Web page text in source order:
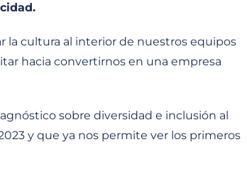
la cultura al interior de nuestros equipos
hacia convertirnos en una empresa
sobre diversidad e inclusión al
y que ya nos permite ver los primeros